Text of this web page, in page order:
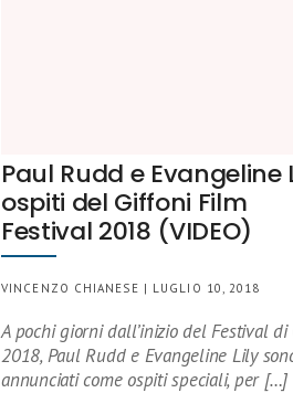
Paul Rudd e Evangeline
ospiti del Giffoni Film
Festival 2018 (VIDEO)
VINCENZO CHIANESE | LUGLIO 10, 2018
A pochi giorni dall’inizio del Festival di
2018, Paul Rudd e Evangeline Lily
annunciati come ospiti speciali, per […]